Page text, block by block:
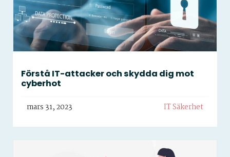
Förstå IT-attacker och skydda dig mot
cyberhot
mars 31, 2023 IT Säkerhet